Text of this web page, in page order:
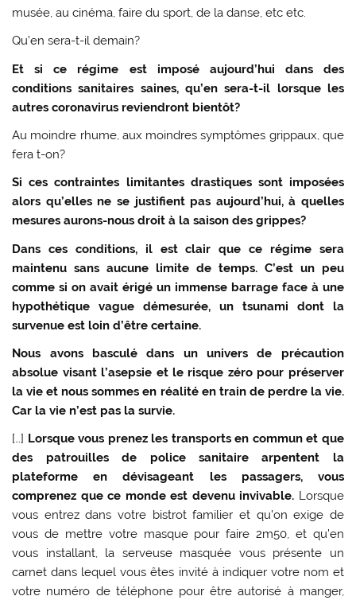
musée, au cinéma, faire du sport, de la danse, etc etc.
Qu’en sera-t-il demain?
Et si ce régime est imposé aujourd’hui dans des
conditions sanitaires saines, qu’en sera-t-il lorsque les
autres coronavirus reviendront bientôt?
Au moindre rhume, aux moindres symptômes grippaux, que
fera t-on?
Si ces contraintes limitantes drastiques sont imposées
alors qu’elles ne se justifient pas aujourd’hui, à quelles
mesures aurons-nous droit à la saison des grippes?
Dans ces conditions, il est clair que ce régime sera
maintenu sans aucune limite de temps. C’est un peu
comme si on avait érigé un immense barrage face à une
hypothétique vague démesurée, un tsunami dont la
survenue est loin d’être certaine.
Nous avons basculé dans un univers de précaution
absolue visant l’asepsie et le risque zéro pour préserver
la vie et nous sommes en réalité en train de perdre la vie.
Car la vie n’est pas la survie.
[…] Lorsque vous prenez les transports en commun et que
des patrouilles de police sanitaire arpentent la
plateforme en dévisageant les passagers, vous
comprenez que ce monde est devenu invivable. Lorsque
vous entrez dans votre bistrot familier et qu’on exige de
vous de mettre votre masque pour faire 2m50, et qu’en
vous installant, la serveuse masquée vous présente un
carnet dans lequel vous êtes invité à indiquer votre nom et
votre numéro de téléphone pour être autorisé à manger,